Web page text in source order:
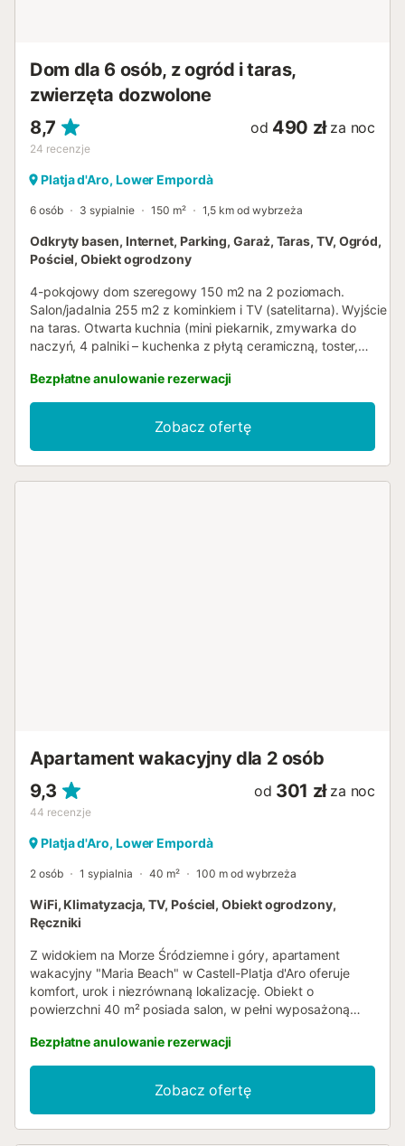
Twoich wymarzonych wakacj...
Dom dla 6 osób, z ogród i taras,
zwierzęta dozwolone
8,7
24 recenzje
od 490 zł za noc
Platja d'Aro, Lower Empordà
6 osób 3 sypialnie 150 m² 1,5 km od wybrzeża
Odkryty basen, Internet, Parking, Garaż, Taras, TV, Ogród,
Pościel, Obiekt ogrodzony
4-pokojowy dom szeregowy 150 m2 na 2 poziomach.
Salon/jadalnia 255 m2 z kominkiem i TV (satelitarna). Wyjście
na taras. Otwarta kuchnia (mini piekarnik, zmywarka do
naczyń, 4 palniki – kuchenka z płytą ceramiczną, toster,
ekspres do kawy). Wyjście na taras. Oddzielne WC. Niski
parter: 1 pokój z 1 łóżkiem podwójnym (2 x 90 cm, o długości
190 cm), umywalką. Wyjście na taras. 1 pokój z 2 łóżkami (90
cm, o długości 190 cm). Wyjście na taras. 1 pokój z 1 łóżkiem
dwuosobowym (135 cm, o długości 190 cm). Wyjście na
Bezpłatne anulowanie rezerwacji
Zobacz ofertę
Apartament wakacyjny dla 2 osób
9,3
44 recenzje
od 301 zł za noc
Platja d'Aro, Lower Empordà
2 osób 1 sypialnia 40 m² 100 m od wybrzeża
WiFi, Klimatyzacja, TV, Pościel, Obiekt ogrodzony,
Ręczniki
Z widokiem na Morze Śródziemne i góry, apartament
wakacyjny "Maria Beach" w Castell-Platja d'Aro oferuje
komfort, urok i niezrównaną lokalizację. Obiekt o
powierzchni 40 m² posiada salon, w pełni wyposażoną
idealnym dla 2 gości. Dodatkowe udogodnienia obejmują
szybkie Wi-Fi (odpowiednie do wideorozmów), telewizor
48" w salonie, telewizor w sypialni, klimatyzację oraz
pralkę. Do dyspozycji Gości są dwa prywatne, otwarte
tarasy, gdzie można odpocząć lub zjeść posiłek na
Bezpłatne anulowanie rezerwacji
Zobacz ofertę